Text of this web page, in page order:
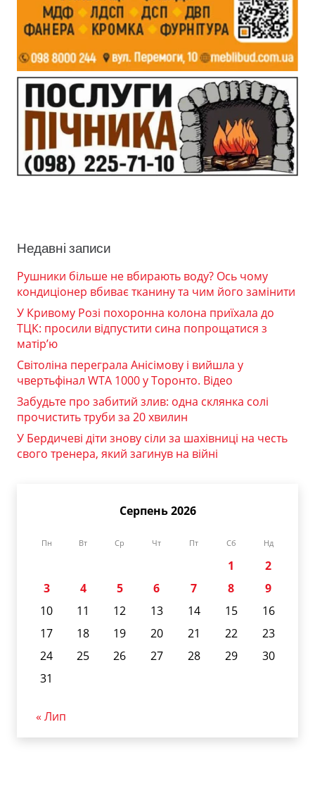
Недавні записи
Рушники більше не вбирають воду? Ось чому
кондиціонер вбиває тканину та чим його замінити
У Кривому Розі похоронна колона приїхала до
ТЦК: просили відпустити сина попрощатися з
матір’ю
Світоліна переграла Анісімову і вийшла у
чвертьфінал WTA 1000 у Торонто. Відео
Забудьте про забитий злив: одна склянка солі
прочистить труби за 20 хвилин
У Бердичеві діти знову сіли за шахівниці на честь
свого тренера, який загинув на війні
Серпень 2026
Пн Вт Ср Чт Пт Сб Нд
1
2
3
4 5 6 7 8
9
10
11 12 13 14 15
16
17
18 19 20 21 22
23
24
25 26 27 28 29
30
31
« Лип